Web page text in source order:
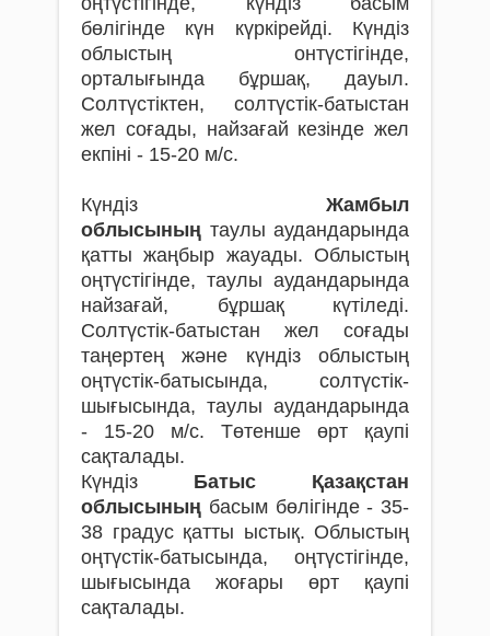
бөлігінде күн күркірейді. Күндіз
облыстың онтүстігінде,
орталығында бұршақ, дауыл.
Солтүстіктен, солтүстік-батыстан
жел соғады, найзағай кезінде жел
екпіні - 15-20 м/с.
Күндіз Жамбыл
облысының таулы аудандарында
қатты жаңбыр жауады. Облыстың
оңтүстігінде, таулы аудандарында
найзағай, бұршақ күтіледі.
Солтүстік-батыстан жел соғады
таңертең және күндіз облыстың
оңтүстік-батысында, солтүстік-
шығысында, таулы аудандарында
- 15-20 м/с. Төтенше өрт қаупі
сақталады.
Күндіз Батыс Қазақстан
облысының басым бөлігінде - 35-
38 градус қатты ыстық. Облыстың
оңтүстік-батысында, оңтүстігінде,
шығысында жоғары өрт қаупі
сақталады.